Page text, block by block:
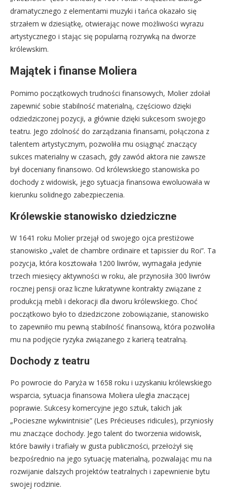
dramatycznego z elementami muzyki i tańca okazało się
strzałem w dziesiątkę, otwierając nowe możliwości wyrazu
artystycznego i stając się popularną rozrywką na dworze
królewskim.
Majątek i finanse Moliera
Pomimo początkowych trudności finansowych, Molier zdołał
zapewnić sobie stabilność materialną, częściowo dzięki
odziedziczonej pozycji, a głównie dzięki sukcesom swojego
teatru. Jego zdolność do zarządzania finansami, połączona z
talentem artystycznym, pozwoliła mu osiągnąć znaczący
sukces materialny w czasach, gdy zawód aktora nie zawsze
był doceniany finansowo. Od królewskiego stanowiska po
dochody z widowisk, jego sytuacja finansowa ewoluowała w
kierunku solidnego zabezpieczenia.
Królewskie stanowisko dziedziczne
W 1641 roku Molier przejął od swojego ojca prestiżowe
stanowisko „valet de chambre ordinaire et tapissier du Roi”. Ta
pozycja, która kosztowała 1200 liwrów, wymagała jedynie
trzech miesięcy aktywności w roku, ale przynosiła 300 liwrów
rocznej pensji oraz liczne lukratywne kontrakty związane z
produkcją mebli i dekoracji dla dworu królewskiego. Choć
początkowo było to dziedziczone zobowiązanie, stanowisko
to zapewniło mu pewną stabilność finansową, która pozwoliła
mu na podjęcie ryzyka związanego z karierą teatralną.
Dochody z teatru
Po powrocie do Paryża w 1658 roku i uzyskaniu królewskiego
wsparcia, sytuacja finansowa Moliera uległa znaczącej
poprawie. Sukcesy komercyjne jego sztuk, takich jak
„Pocieszne wykwintnisie” (Les Précieuses ridicules), przyniosły
mu znaczące dochody. Jego talent do tworzenia widowisk,
które bawiły i trafiały w gusta publiczności, przełożył się
bezpośrednio na jego sytuację materialną, pozwalając mu na
rozwijanie dalszych projektów teatralnych i zapewnienie bytu
swojej rodzinie.